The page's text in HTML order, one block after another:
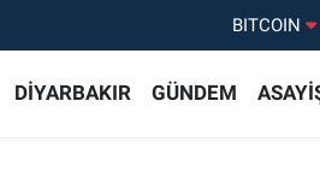
DOLAR
DİYARBAKIR GÜNDEM